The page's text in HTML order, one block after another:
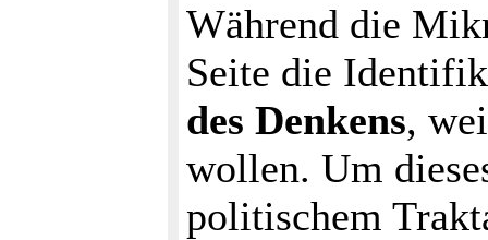
Während die
Seite die
des Denkens,
wollen. Um
politischem